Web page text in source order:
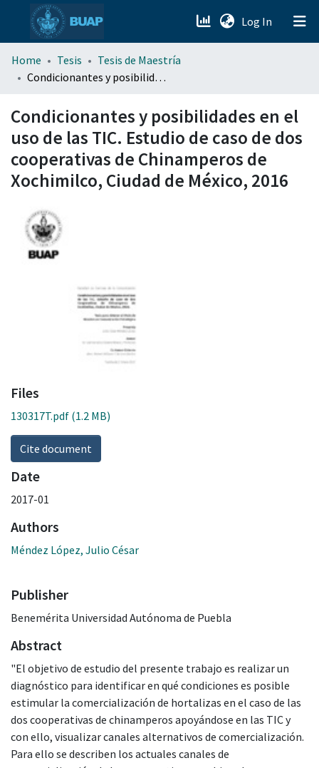
Log In (current)
menu.section.about_menu
Home Tesis
Tesis de Maestría
Condicionantes y posibilidades en el uso de las TIC. Estudio de caso de dos cooperativas de Chinamperos de Xochimilco, Ciudad de México, 2016
Condicionantes y posibilidades en el
uso de las TIC. Estudio de caso de dos
cooperativas de Chinamperos de
Xochimilco, Ciudad de México, 2016
Files
130317T.pdf (1.2 MB)
Cite document
Date
2017-01
Authors
Méndez López, Julio César
Publisher
Benemérita Universidad Autónoma de Puebla
Abstract
"El objetivo de estudio del presente trabajo es realizar un
diagnóstico para identificar en qué condiciones es posible
estimular la comercialización de hortalizas en el caso de las
dos cooperativas de chinamperos apoyándose en las TIC y
con ello, visualizar canales alternativos de comercialización.
Para ello se describen los actuales canales de